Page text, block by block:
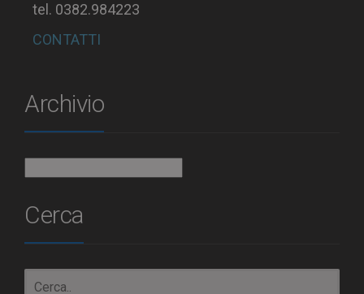
tel. 0382.984223
CONTATTI
Archivio
Cerca